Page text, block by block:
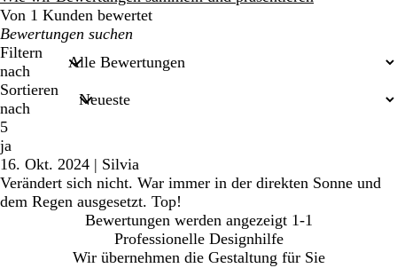
Von 1 Kunden bewertet
Meine
Sucheingaben
Filtern
nach
Sortieren
nach
5
ja
16. Okt. 2024 | Silvia
Verändert sich nicht. War immer in der direkten Sonne und
dem Regen ausgesetzt. Top!
Bewertungen werden angezeigt 1-1
Professionelle Designhilfe
Wir übernehmen die Gestaltung für Sie